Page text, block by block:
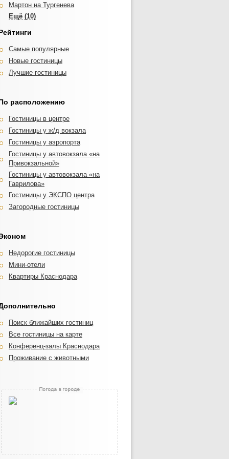
Прайд
Триумф
Вилла Диас
Hotel Congress Krasnodar
Ирон на Красных Партизан
Визит
Поместье
Анжелика
RichMan
Авангард
12 Месяцев ГД
Мартон на Тургенева
Алтай
Мартон Пашковский
Вилла Лион
Амиго
Олимпия
Ардо
Айсберг
Рейтинги
Самые популярные
Новые гостиницы
Лучшие гостиницы
По расположению
Гостиницы в центре
Гостиницы у ж/д вокзала
Гостиницы у аэропорта
Гостиницы у автовокзала «на
Привокзальной»
Гостиницы у автовокзала «на
Гаврилова»
Гостиницы у ЭКСПО центра
Загородные гостиницы
Недорогие гостиницы
Мини-отели
Квартиры Краснодара
Поиск ближайших гостиниц
Все гостиницы на карте
Конференц-залы Краснодара
Проживание с животными